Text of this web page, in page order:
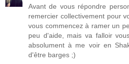
Avant de vous répondre
remercier collectivement pour
vous commencez à ramer un
peu d'aide, mais va falloir
absolument à me voir en
d'être barges ;)